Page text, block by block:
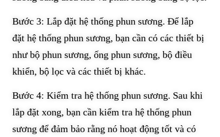
Bước 3: Lắp đặt hệ thống phun sương. Để lắp
đặt hệ thống phun sương, bạn cần có các thiết bị
như bộ phun sương, ống phun sương, bộ điều
khiển, bộ lọc và các thiết bị khác.
Bước 4: Kiểm tra hệ thống phun sương. Sau khi
lắp đặt xong, bạn cần kiểm tra hệ thống phun
sương để đảm bảo rằng nó hoạt động tốt và có